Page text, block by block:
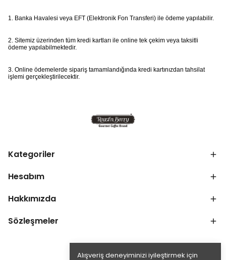
Alışveriş deneyiminizi iyileştirmek için
1. Banka Havalesi veya EFT (Elektronik Fon Transferi) ile ödeme yapılabilir.
2. Sitemiz üzerinden tüm kredi kartları ile online tek çekim veya taksitli
ödeme yapılabilmektedir.
3. Online ödemelerde sipariş tamamlandığında kredi kartınızdan tahsilat
işlemi gerçekleştirilecektir.
Kategoriler
Hesabım
Hakkımızda
Sözleşmeler